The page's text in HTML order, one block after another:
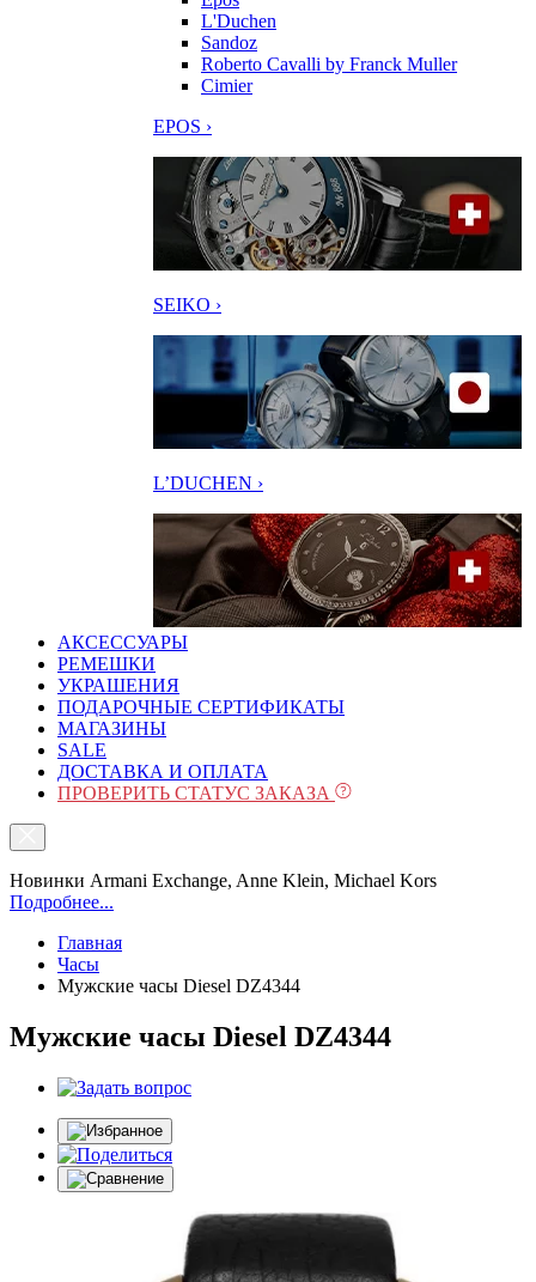
L'Duchen
Sandoz
Roberto Cavalli by Franck Muller
Cimier
EPOS ›
SEIKO ›
L’DUCHEN ›
АКСЕССУАРЫ
РЕМЕШКИ
УКРАШЕНИЯ
ПОДАРОЧНЫЕ СЕРТИФИКАТЫ
МАГАЗИНЫ
SALE
ДОСТАВКА И ОПЛАТА
ПРОВЕРИТЬ СТАТУС ЗАКАЗА
Новинки Armani Exchange, Anne Klein, Michael Kors
Подробнее...
Главная
Часы
Мужские часы Diesel DZ4344
Мужские часы Diesel DZ4344